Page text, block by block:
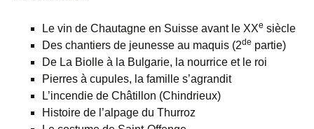
Le vin de Chautagne en Suisse avant le XXe siècle
Des chantiers de jeunesse au maquis (2de partie)
De La Biolle à la Bulgarie, la nourrice et le roi
Pierres à cupules, la famille s’agrandit
L’incendie de Châtillon (Chindrieux)
Histoire de l’alpage du Thurroz